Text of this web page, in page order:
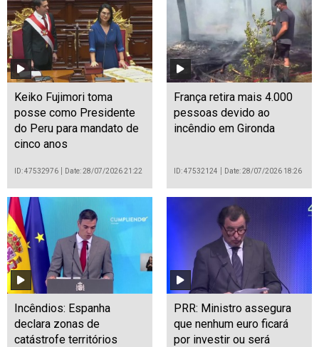
Keiko Fujimori toma
posse como Presidente
do Peru para mandato de
cinco anos
ID: 47532976 Date: 28/07/2026 21:22
França retira mais 4.000
pessoas devido ao
incêndio em Gironda
ID: 47532124 Date: 28/07/2026 18:26
Incêndios: Espanha
declara zonas de
catástrofe territórios
PRR: Ministro assegura
que nenhum euro ficará
por investir ou será